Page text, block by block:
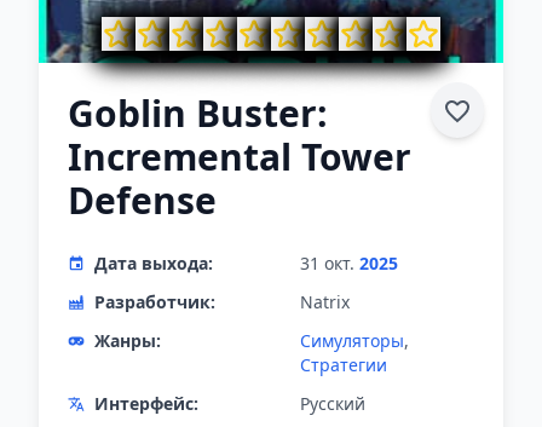
Goblin Buster:
Incremental Tower
Defense
Дата выхода: 31 окт. 2025
Разработчик:
Natrix
Жанры:
Симуляторы,
Стратегии
Интерфейс:
Русский